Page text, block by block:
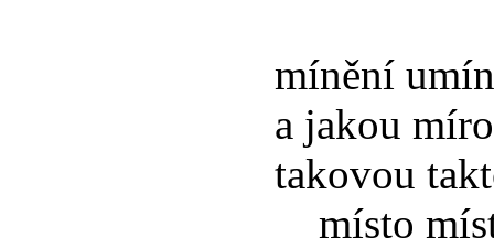
mínění
a jakou
takovou
místo